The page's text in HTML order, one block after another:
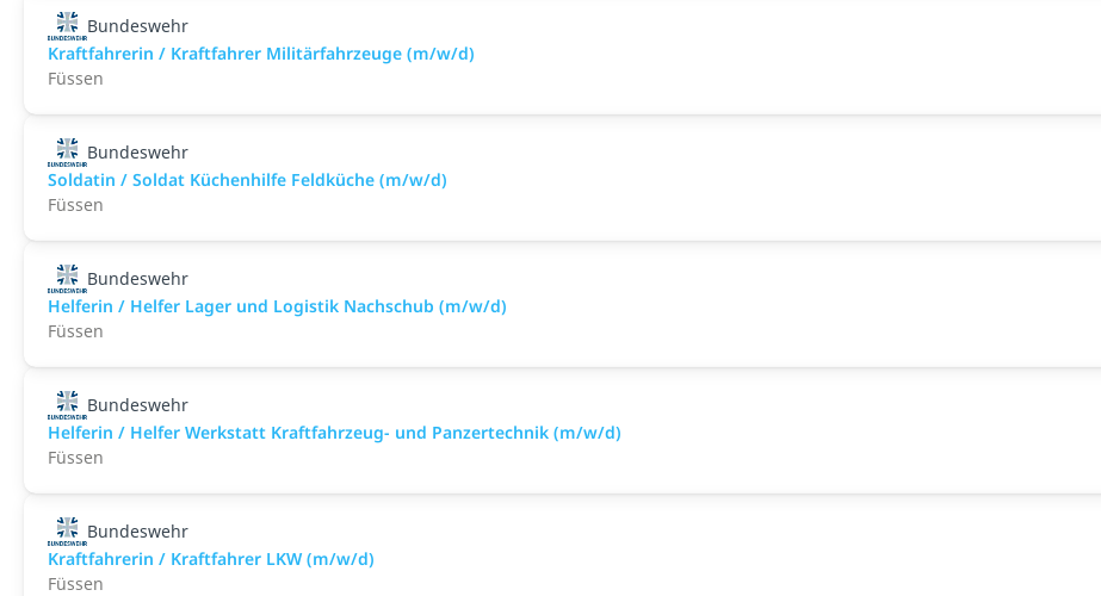
Bundeswehr
Kraftfahrerin / Kraftfahrer Militärfahrzeuge (m/w/d)
Füssen
Bundeswehr
Soldatin / Soldat Küchenhilfe Feldküche (m/w/d)
Füssen
Bundeswehr
Helferin / Helfer Lager und Logistik Nachschub (m/w/d)
Füssen
Bundeswehr
Helferin / Helfer Werkstatt Kraftfahrzeug- und Panzertechnik (m/w/d)
Füssen
Bundeswehr
Kraftfahrerin / Kraftfahrer LKW (m/w/d)
Füssen